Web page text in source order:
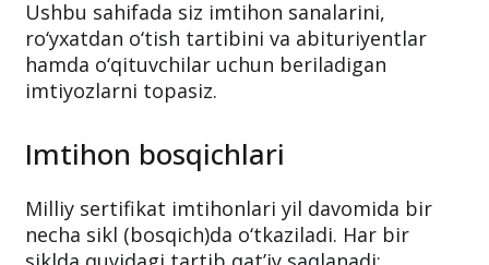
Ushbu sahifada siz imtihon sanalarini,
ro‘yxatdan o‘tish tartibini va abituriyentlar
hamda o‘qituvchilar uchun beriladigan
imtiyozlarni topasiz.
Imtihon bosqichlari
Milliy sertifikat imtihonlari yil davomida bir
necha sikl (bosqich)da o‘tkaziladi. Har bir